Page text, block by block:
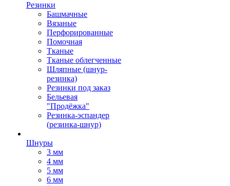
Резинки
Башмачные
Вязаные
Перфорированные
Помочная
Тканые
Тканые облегченные
Шляпные (шнур-
резинка)
Резинки под заказ
Бельевая
"Продёжка"
Резинка-эспандер
(резинка-шнур)
Шнуры
3 мм
4 мм
5 мм
6 мм